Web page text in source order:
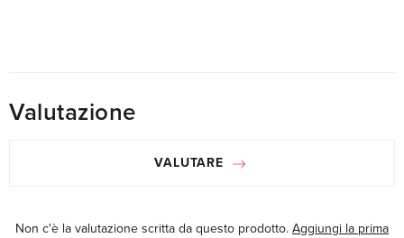
Valutazione
VALUTARE
Non c'è la valutazione scritta da questo prodotto. Aggiungi la prima